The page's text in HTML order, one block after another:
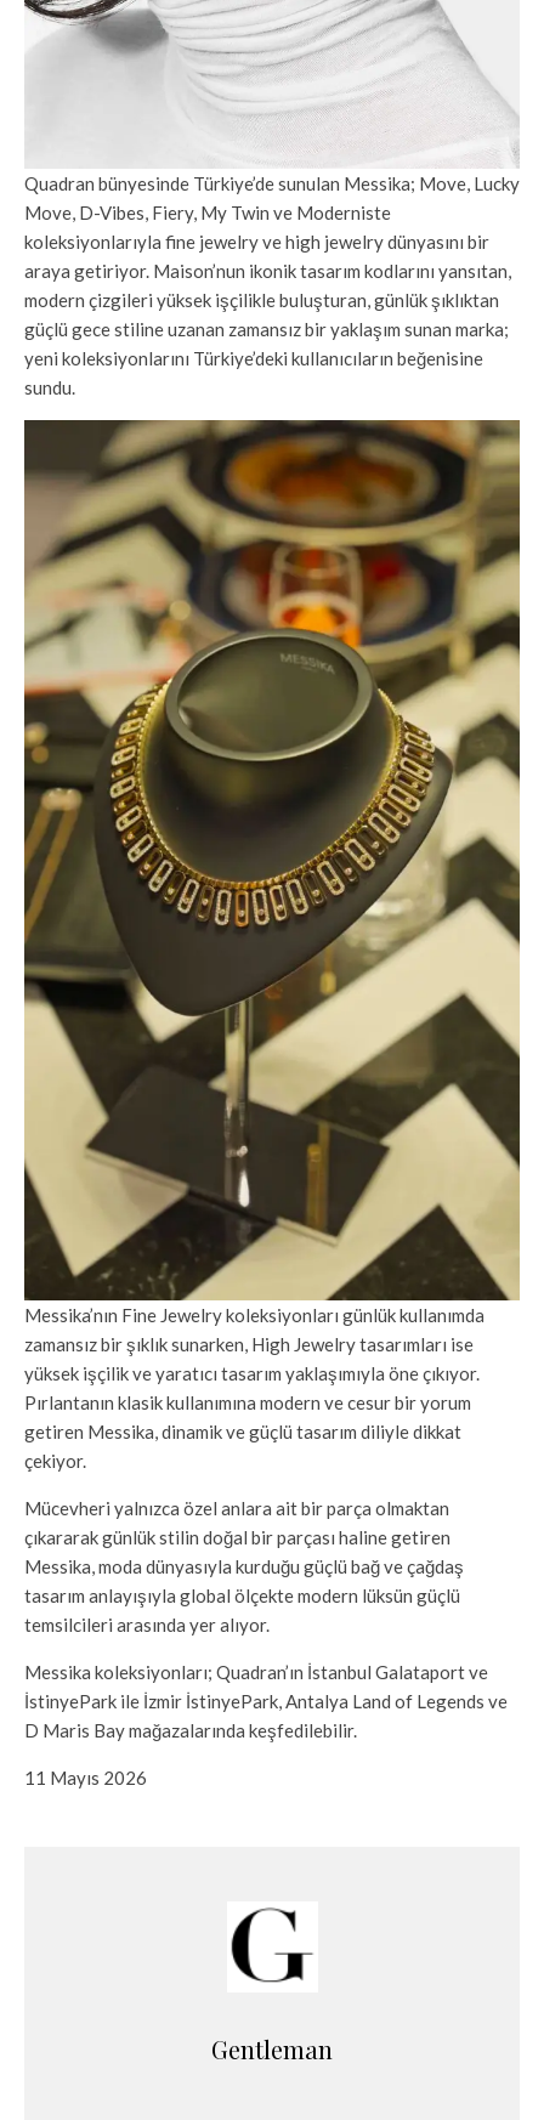
Quadran bünyesinde Türkiye’de sunulan Messika; Move, Lucky
Move, D-Vibes, Fiery, My Twin ve Moderniste
koleksiyonlarıyla fine jewelry ve high jewelry dünyasını bir
araya getiriyor. Maison’nun ikonik tasarım kodlarını yansıtan,
modern çizgileri yüksek işçilikle buluşturan, günlük şıklıktan
güçlü gece stiline uzanan zamansız bir yaklaşım sunan marka;
yeni koleksiyonlarını Türkiye’deki kullanıcıların beğenisine
sundu.
Messika’nın Fine Jewelry koleksiyonları günlük kullanımda
zamansız bir şıklık sunarken, High Jewelry tasarımları ise
yüksek işçilik ve yaratıcı tasarım yaklaşımıyla öne çıkıyor.
Pırlantanın klasik kullanımına modern ve cesur bir yorum
getiren Messika, dinamik ve güçlü tasarım diliyle dikkat
çekiyor.
Mücevheri yalnızca özel anlara ait bir parça olmaktan
çıkararak günlük stilin doğal bir parçası haline getiren
Messika, moda dünyasıyla kurduğu güçlü bağ ve çağdaş
tasarım anlayışıyla global ölçekte modern lüksün güçlü
temsilcileri arasında yer alıyor.
Messika koleksiyonları; Quadran’ın İstanbul Galataport ve
İstinyePark ile İzmir İstinyePark, Antalya Land of Legends ve
D Maris Bay mağazalarında keşfedilebilir.
11 Mayıs 2026
Gentleman